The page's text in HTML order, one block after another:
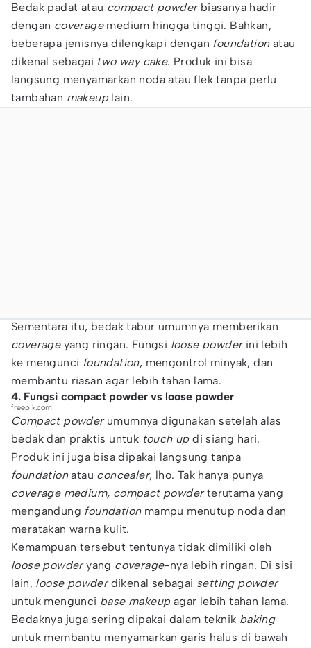
Bedak padat atau compact powder biasanya hadir
dengan coverage medium hingga tinggi. Bahkan,
beberapa jenisnya dilengkapi dengan foundation atau
dikenal sebagai two way cake. Produk ini bisa
langsung menyamarkan noda atau flek tanpa perlu
tambahan makeup lain.
Sementara itu, bedak tabur umumnya memberikan
coverage yang ringan. Fungsi loose powder ini lebih
ke mengunci foundation, mengontrol minyak, dan
membantu riasan agar lebih tahan lama.
4. Fungsi compact powder vs loose powder
freepik.com
Compact powder umumnya digunakan setelah alas
bedak dan praktis untuk touch updi siang hari.
Produk ini juga bisa dipakai langsung tanpa
foundationatau concealer, lho. Tak hanya punya
coverage medium, compact powderterutama yang
mengandung foundation mampu menutup noda dan
meratakan warna kulit.
Kemampuan tersebut tentunya tidak dimiliki oleh
loose powderyang coverage-nya lebih ringan. Di sisi
lain, loose powderdikenal sebagai setting powder
untuk mengunci base makeup agar lebih tahan lama.
Bedaknya juga sering dipakai dalam teknik baking
untuk membantu menyamarkan garis halus di bawah